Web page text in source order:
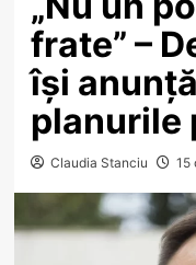
frate” –
își
planurile
Claudia Stanciu 15